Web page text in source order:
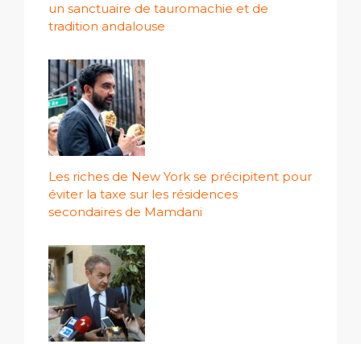
un sanctuaire de tauromachie et de
tradition andalouse
Les riches de New York se précipitent pour
éviter la taxe sur les résidences
secondaires de Mamdani